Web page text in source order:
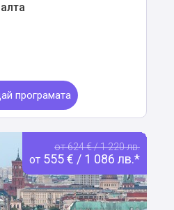
програмата
от 624 € / 1 220 лв.
от 555 € / 1 086 лв.*